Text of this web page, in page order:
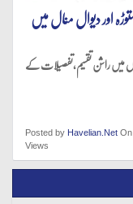
اور دیوال منال میں
ہیلپ فاونڈیشن کے زیر انتظام 50 خاندانوں میں راشن تقسیم،تفصیلات کے
Posted by Havelian.Net On
Views